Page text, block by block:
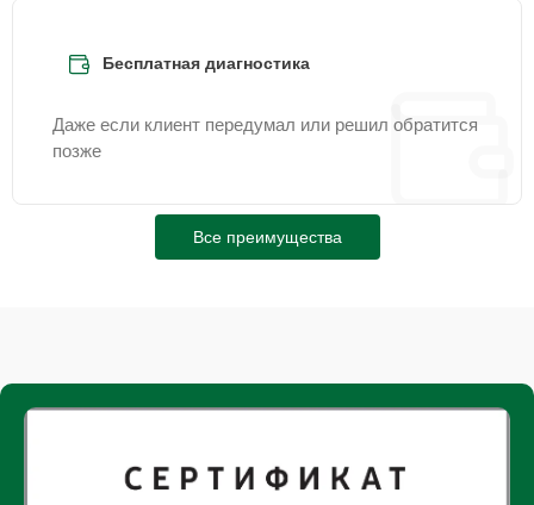
Бесплатная диагностика
Даже если клиент передумал или решил обратится
позже
Все преимущества